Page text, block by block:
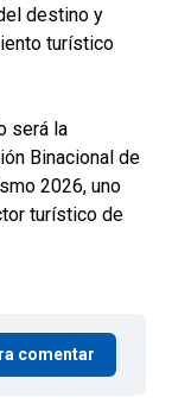
destino y
turístico
será la
Binacional de
2026, uno
turístico de
comentar